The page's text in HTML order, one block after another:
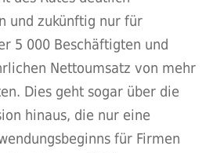
und zukünftig nur für
5 000 Beschäftigten und
Nettoumsatz von mehr
Dies geht sogar über die
hinaus, die nur eine
für Firmen